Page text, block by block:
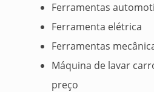
Ferramentas
Ferramenta elétrica
Ferramentas
Máquina de lavar
preço